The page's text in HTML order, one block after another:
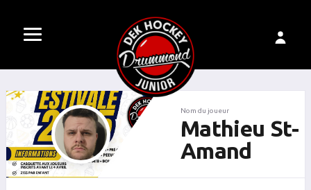
Nom du joueur
Mathieu St-
Amand